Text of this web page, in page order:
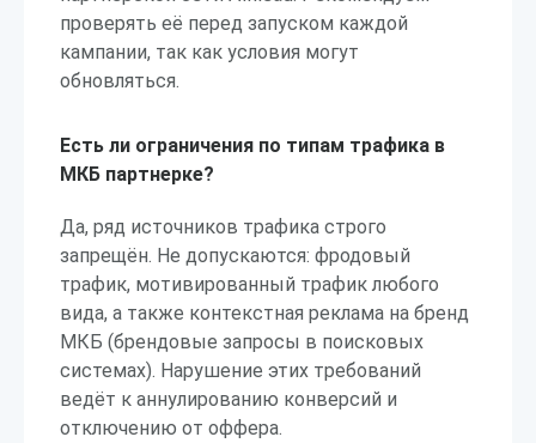
проверять её перед запуском каждой
кампании, так как условия могут
обновляться.
Есть ли ограничения по типам трафика в
МКБ партнерке?
Да, ряд источников трафика строго
запрещён. Не допускаются: фродовый
трафик, мотивированный трафик любого
вида, а также контекстная реклама на бренд
МКБ (брендовые запросы в поисковых
системах). Нарушение этих требований
ведёт к аннулированию конверсий и
отключению от оффера.